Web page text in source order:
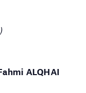
ALQHAI